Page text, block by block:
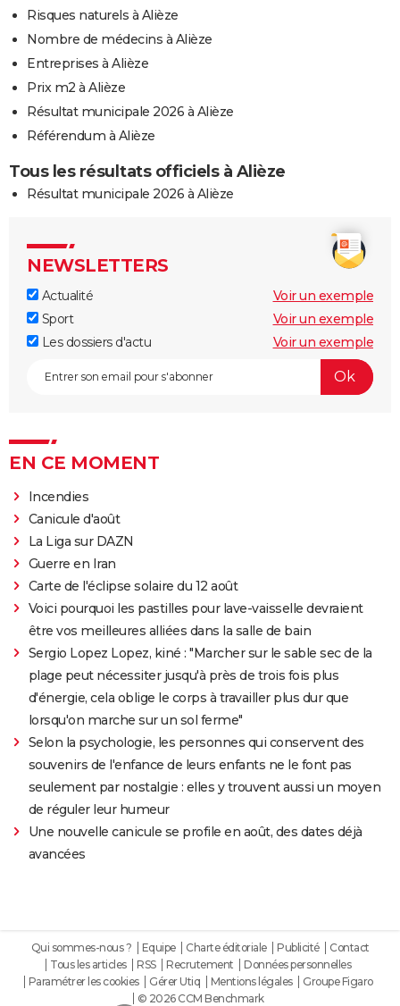
Risques naturels à Alièze
Nombre de médecins à Alièze
Entreprises à Alièze
Prix m2 à Alièze
Résultat municipale 2026 à Alièze
Référendum à Alièze
Tous les résultats officiels à Alièze
Résultat municipale 2026 à Alièze
NEWSLETTERS
Actualité
Voir un exemple
Sport
Voir un exemple
Les dossiers d'actu
Voir un exemple
EN CE MOMENT
Incendies
Canicule d'août
La Liga sur DAZN
Guerre en Iran
Carte de l'éclipse solaire du 12 août
Voici pourquoi les pastilles pour lave-vaisselle devraient
être vos meilleures alliées dans la salle de bain
Sergio Lopez Lopez, kiné : "Marcher sur le sable sec de la
plage peut nécessiter jusqu'à près de trois fois plus
d'énergie, cela oblige le corps à travailler plus dur que
lorsqu'on marche sur un sol ferme"
Selon la psychologie, les personnes qui conservent des
souvenirs de l'enfance de leurs enfants ne le font pas
seulement par nostalgie : elles y trouvent aussi un moyen
de réguler leur humeur
Une nouvelle canicule se profile en août, des dates déjà
avancées
Qui sommes-nous ? Equipe Charte éditoriale Publicité
Contact
Tous les articles
RSS Recrutement
Données personnelles
Paramétrer les cookies
Gérer Utiq Mentions légales
Groupe Figaro
© 2026 CCM Benchmark